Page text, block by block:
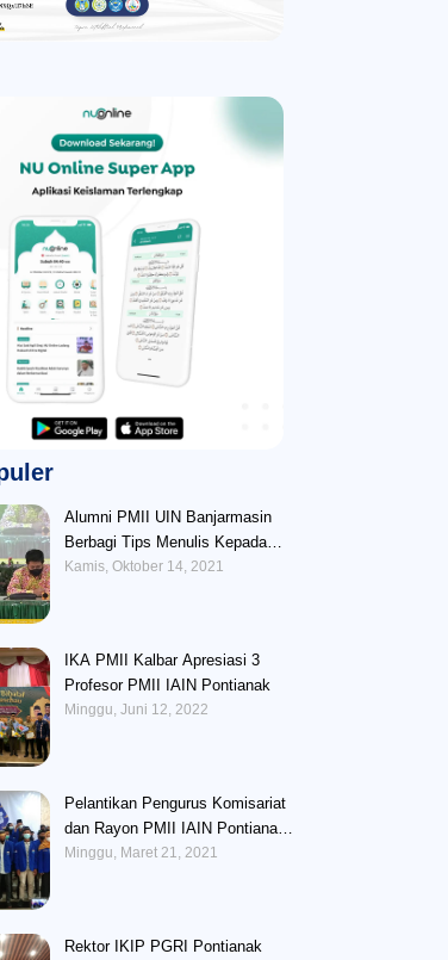
Alumni PMII UIN Banjarmasin
Berbagi Tips Menulis Kepada
Peserta BUAF
Kamis, Oktober 14, 2021
IKA PMII Kalbar Apresiasi 3
Profesor PMII IAIN Pontianak
Minggu, Juni 12, 2022
Pelantikan Pengurus Komisariat
dan Rayon PMII IAIN Pontianak :
Perlunya Memberikan Wadah
Minggu, Maret 21, 2021
Rektor IKIP PGRI Pontianak